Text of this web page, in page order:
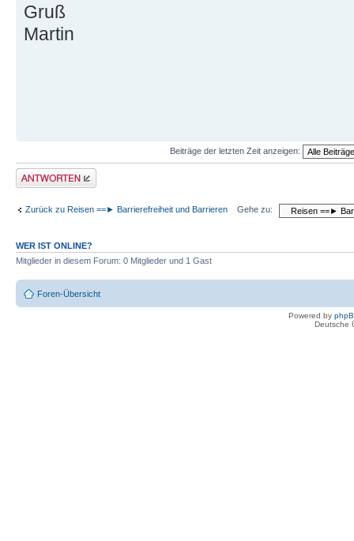
Gruß
Martin
Beiträge der letzten Zeit anzeigen:
Antwort erstellen
Zurück zu Reisen ==► Barrierefreiheit und Barrieren Gehe zu:
WER IST ONLINE?
Mitglieder in diesem Forum: 0 Mitglieder und 1 Gast
Foren-Übersicht
Powered by
Deutsche